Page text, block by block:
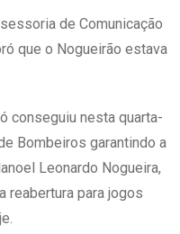
de Comunicação
que o Nogueirão estava
conseguiu nesta quarta-
Bombeiros garantindo a
Leonardo Nogueira,
reabertura para jogos